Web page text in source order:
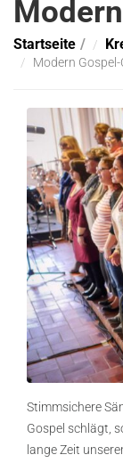
Startseite
Modern
Stimmsichere
Gospel schlägt,
lange Zeit